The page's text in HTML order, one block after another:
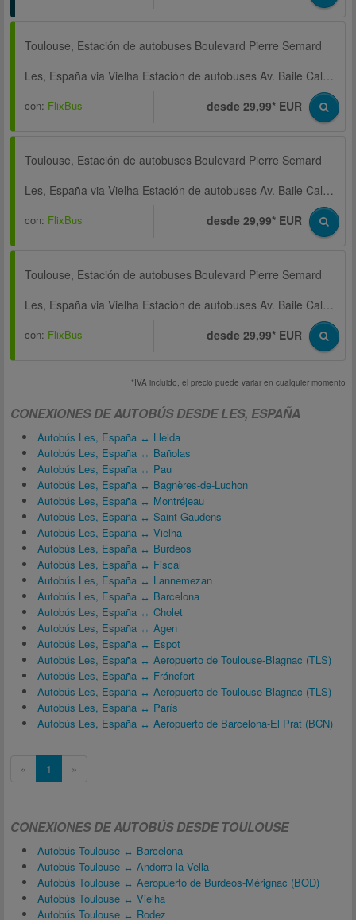
Toulouse, Estación de autobuses Boulevard Pierre Semard
Les, España via Vielha Estación de autobuses Av. Baile Calbeto Barra
con: FlixBus desde 29,99* EUR
Toulouse, Estación de autobuses Boulevard Pierre Semard
Les, España via Vielha Estación de autobuses Av. Baile Calbeto Barra
con: FlixBus desde 29,99* EUR
Toulouse, Estación de autobuses Boulevard Pierre Semard
Les, España via Vielha Estación de autobuses Av. Baile Calbeto Barra
con: FlixBus desde 29,99* EUR
*IVA incluido, el precio puede variar en cualquier momento
CONEXIONES DE AUTOBÚS DESDE LES, ESPAÑA
Autobús Les, España ↔ Lleida
Autobús Les, España ↔ Bañolas
Autobús Les, España ↔ Pau
Autobús Les, España ↔ Bagnères-de-Luchon
Autobús Les, España ↔ Montréjeau
Autobús Les, España ↔ Saint-Gaudens
Autobús Les, España ↔ Vielha
Autobús Les, España ↔ Burdeos
Autobús Les, España ↔ Fiscal
Autobús Les, España ↔ Lannemezan
Autobús Les, España ↔ Barcelona
Autobús Les, España ↔ Cholet
Autobús Les, España ↔ Agen
Autobús Les, España ↔ Espot
Autobús Les, España ↔ Aeropuerto de Toulouse-Blagnac (TLS)
Autobús Les, España ↔ Fráncfort
Autobús Les, España ↔ Aeropuerto de Toulouse-Blagnac (TLS)
Autobús Les, España ↔ París
Autobús Les, España ↔ Aeropuerto de Barcelona-El Prat (BCN)
« 1 »
CONEXIONES DE AUTOBÚS DESDE TOULOUSE
Autobús Toulouse ↔ Barcelona
Autobús Toulouse ↔ Andorra la Vella
Autobús Toulouse ↔ Aeropuerto de Burdeos-Mérignac (BOD)
Autobús Toulouse ↔ Vielha
Autobús Toulouse ↔ Rodez